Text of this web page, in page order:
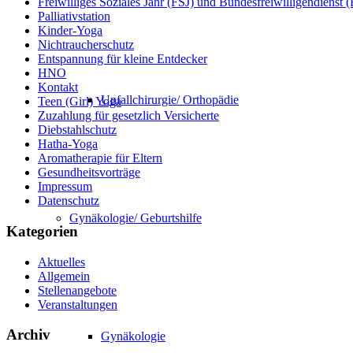
Unfallchirurgie/ Orthopädie
Gynäkologie/ Geburtshilfe
Gynäkologie
Palliativstation
Kinder-Yoga
Nichtraucherschutz
Entspannung für kleine Entdecker
HNO
Kontakt
Teen (Girl) Yoga
Zuzahlung für gesetzlich Versicherte
Diebstahlschutz
Hatha-Yoga
Aromatherapie für Eltern
Gesundheitsvorträge
Impressum
Datenschutz
Kategorien
Aktuelles
Allgemein
Stellenangebote
Veranstaltungen
Archiv